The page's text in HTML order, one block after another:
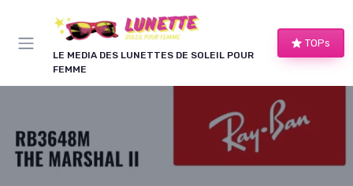
LE MEDIA DES LUNETTES DE SOLEIL POUR
FEMME
TOPs